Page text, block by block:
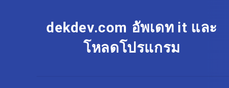
dekdev.com อัพเดท it และ
โหลดโปรแกรม